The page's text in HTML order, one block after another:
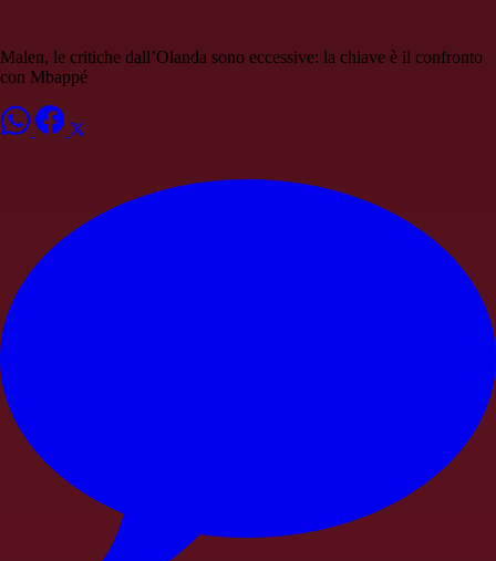
Malen, le critiche dall’Olanda sono eccessive: la chiave è il confronto
con Mbappé